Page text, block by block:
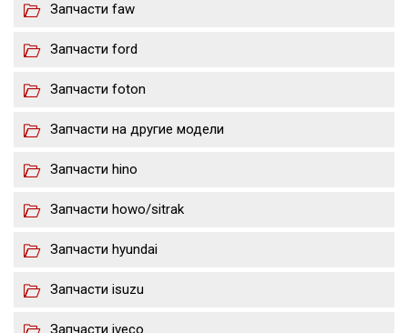
Запчасти faw
Запчасти ford
Запчасти foton
Запчасти на другие модели
Запчасти hino
Запчасти howo/sitrak
Запчасти hyundai
Запчасти isuzu
Запчасти iveco